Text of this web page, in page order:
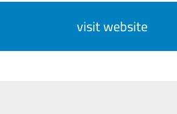
visit website